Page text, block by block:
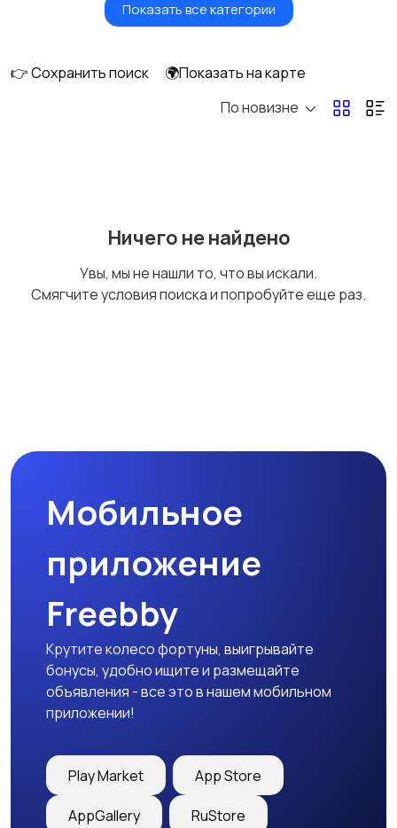
Красота и здоровье
Транспорт,
IT, интернет, телеком
Изготовление на
Продукты питания и
Уход за животными
Показать все категории
👉 Сохранить поиск
🌍Показать на карте
По новизне
Ничего не найдено
Увы, мы не нашли то, что вы искали.
Смягчите условия поиска и попробуйте еще раз.
Мобильное
приложение
Freebby
Крутите колесо фортуны, выигрывайте
бонусы, удобно ищите и размещайте
объявления - все это в нашем мобильном
приложении!
Play Market App Store
AppGallery RuStore